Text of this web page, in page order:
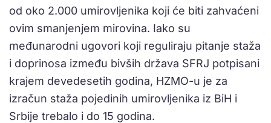
od oko 2.000 umirovljenika koji će biti zahvaćeni
ovim smanjenjem mirovina. Iako su
međunarodni ugovori koji reguliraju pitanje staža
i doprinosa između bivših država SFRJ potpisani
krajem devedesetih godina, HZMO-u je za
izračun staža pojedinih umirovljenika iz BiH i
Srbije trebalo i do 15 godina.